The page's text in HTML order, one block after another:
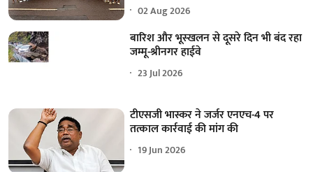
02 Aug 2026
बारिश और भूस्खलन से दूसरे दिन भी बंद रहा
जम्मू-श्रीनगर हाईवे
23 Jul 2026
टीएसजी भास्कर ने जर्जर एनएच-4 पर
तत्काल कार्रवाई की मांग की
19 Jun 2026